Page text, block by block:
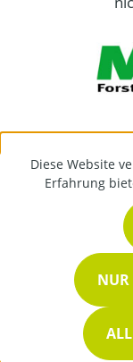
Diese Website
Erfahrung
NUR